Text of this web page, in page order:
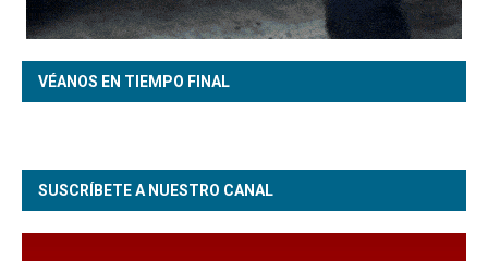
VÉANOS EN TIEMPO FINAL
SUSCRÍBETE A NUESTRO CANAL